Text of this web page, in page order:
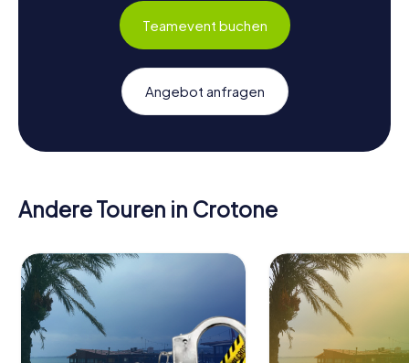
Teamevent buchen
Angebot anfragen
Andere Touren in Crotone